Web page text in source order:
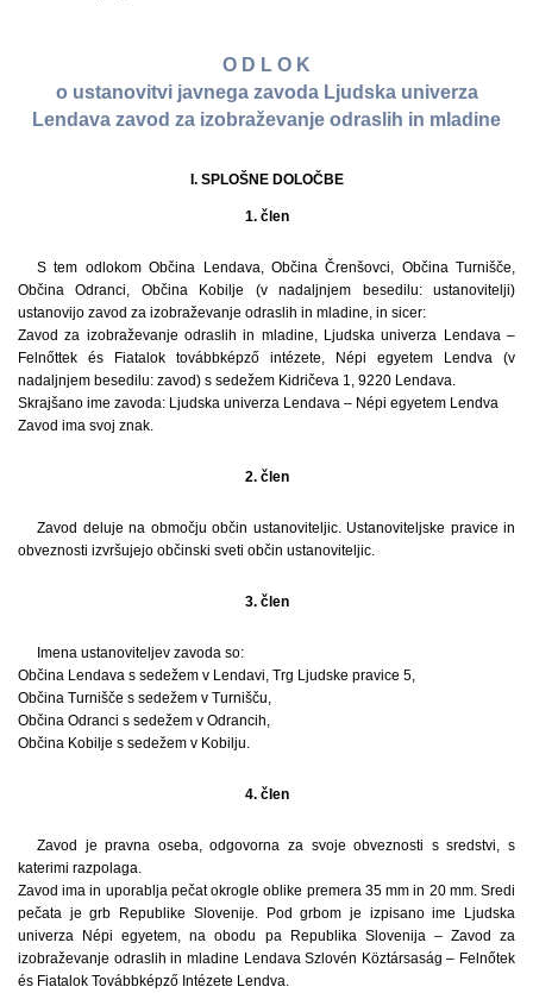
O D L O K
o ustanovitvi javnega zavoda Ljudska univerza
Lendava zavod za izobraževanje odraslih in mladine
I. SPLOŠNE DOLOČBE
1. člen
S tem odlokom Občina Lendava, Občina Črenšovci, Občina Turnišče,
Občina Odranci, Občina Kobilje (v nadaljnjem besedilu: ustanovitelji)
ustanovijo zavod za izobraževanje odraslih in mladine, in sicer:
Zavod za izobraževanje odraslih in mladine, Ljudska univerza Lendava –
Felnőttek és Fiatalok továbbképző intézete, Népi egyetem Lendva (v
nadaljnjem besedilu: zavod) s sedežem Kidričeva 1, 9220 Lendava.
Skrajšano ime zavoda: Ljudska univerza Lendava – Népi egyetem Lendva
Zavod ima svoj znak.
2. člen
Zavod deluje na območju občin ustanoviteljic. Ustanoviteljske pravice in
obveznosti izvršujejo občinski sveti občin ustanoviteljic.
3. člen
Imena ustanoviteljev zavoda so:
Občina Lendava s sedežem v Lendavi, Trg Ljudske pravice 5,
Občina Turnišče s sedežem v Turnišču,
Občina Odranci s sedežem v Odrancih,
Občina Kobilje s sedežem v Kobilju.
4. člen
Zavod je pravna oseba, odgovorna za svoje obveznosti s sredstvi, s
katerimi razpolaga.
Zavod ima in uporablja pečat okrogle oblike premera 35 mm in 20 mm. Sredi
pečata je grb Republike Slovenije. Pod grbom je izpisano ime Ljudska
univerza Népi egyetem, na obodu pa Republika Slovenija – Zavod za
izobraževanje odraslih in mladine Lendava Szlovén Köztársaság – Felnőtek
és Fiatalok Továbbképző Intézete Lendva.